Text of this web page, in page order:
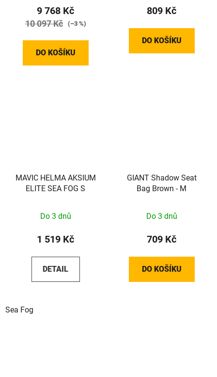
9 768 Kč
10 097 Kč (–3 %)
DO KOŠÍKU
809 Kč
DO KOŠÍKU
MAVIC HELMA AKSIUM
ELITE SEA FOG S
Do 3 dnů
1 519 Kč
DETAIL
Sea Fog
GIANT Shadow Seat
Bag Brown - M
Do 3 dnů
709 Kč
DO KOŠÍKU